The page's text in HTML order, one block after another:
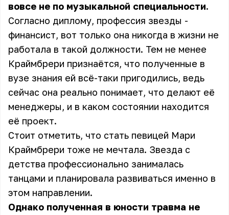
вовсе не по музыкальной специальности.
Согласно диплому, профессия звезды -
финансист, вот только она никогда в жизни не
работала в такой должности. Тем не менее
Краймбрери признаётся, что полученные в
вузе знания ей всё-таки пригодились, ведь
сейчас она реально понимает, что делают её
менеджеры, и в каком состоянии находится
её проект.
Стоит отметить, что стать певицей Мари
Краймбрери тоже не мечтала. Звезда с
детства профессионально занималась
танцами и планировала развиваться именно в
этом направлении.
Однако полученная в юности травма не